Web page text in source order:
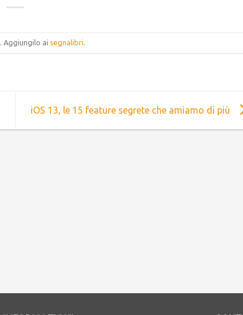
. Aggiungilo aisegnalibri.
iOS 13, le 15 feature segrete che amiamo di più